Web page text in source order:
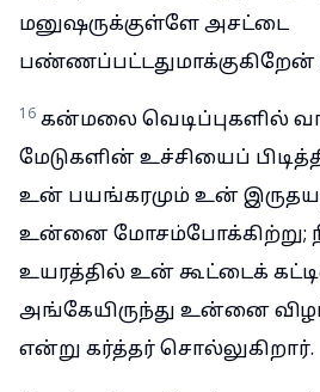
மனுஷருக்குள்ளே அசட்டை
பண்ணப்பட்டதுமாக்குகிறேன்
16 கன்மலை வெடிப்புகளில்
மேடுகளின் உச்சியைப்
உன் பயங்கரமும் உன்
உன்னை மோசம்போக்கிற்று;
உயரத்தில் உன் கூட்டைக்
அங்கேயிருந்து உன்னை
என்று கர்த்தர் சொல்லுகிறார்.